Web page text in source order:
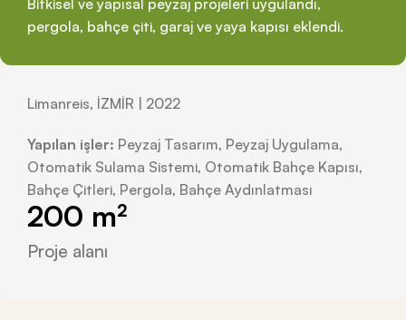
Bitkisel ve yapısal peyzaj projeleri uygulandı,
pergola, bahçe çiti, garaj ve yaya kapısı eklendi.
Limanreis, İZMİR | 2022
Yapılan işler: Peyzaj Tasarım, Peyzaj Uygulama,
Otomatik Sulama Sistemi, Otomatik Bahçe Kapısı,
Bahçe Çitleri, Pergola, Bahçe Aydınlatması
Proje alanı
200 m²